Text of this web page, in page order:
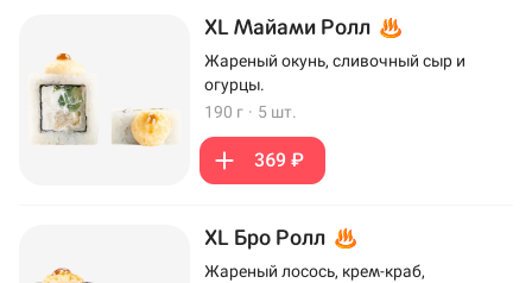
XL Майами Ролл
Жареный окунь, сливочный сыр и
огурцы.
190 г · 5 шт.
369 ₽
XL Бро Ролл
Жареный лосось, крем-краб,